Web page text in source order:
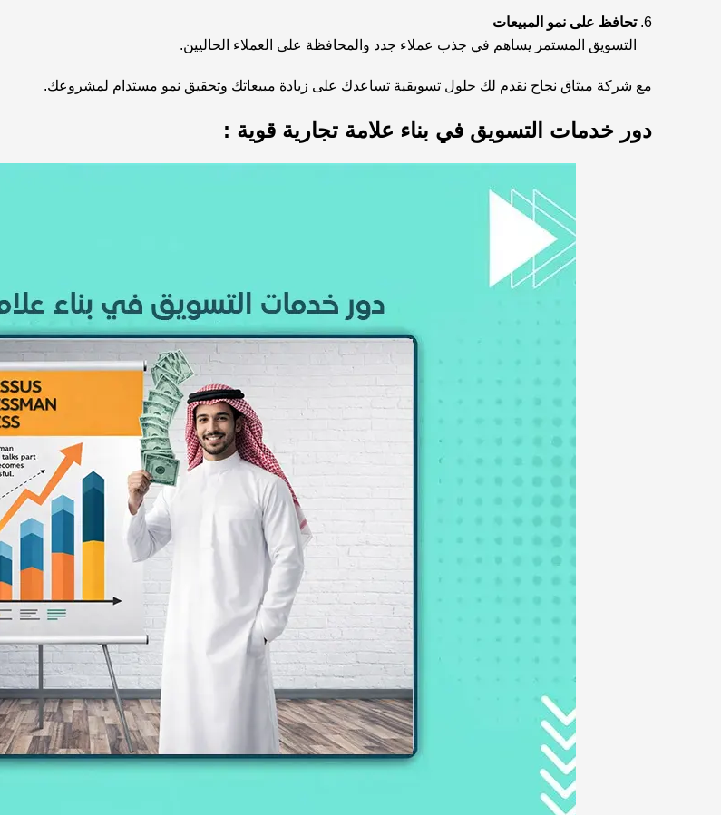
تحافظ على نمو المبيعات
التسويق المستمر يساهم في جذب عملاء جدد والمحافظة على العملاء الحاليين.
مع شركة ميثاق نجاح نقدم لك حلول تسويقية تساعدك على زيادة مبيعاتك وتحقيق نمو مستدام لمشروعك.
دور خدمات التسويق في بناء علامة تجارية قوية :